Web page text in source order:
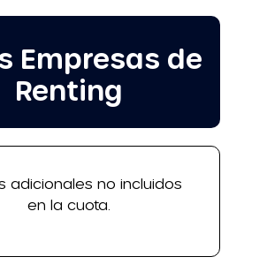
Empresas de
Renting
adicionales no incluidos
en la cuota.